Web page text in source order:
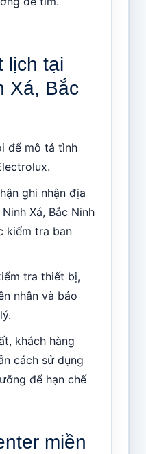
lịch tại
Xá, Bắc
để mô tả tình
ghi nhận địa
Xá, Bắc Ninh
kiểm tra ban
tra thiết bị,
nhân và báo
khách hàng
cách sử dụng
để hạn chế
miền